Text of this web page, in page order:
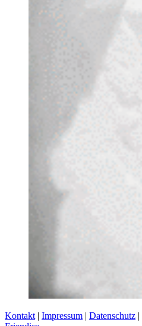
Kontakt | Impressum | Datenschutz |